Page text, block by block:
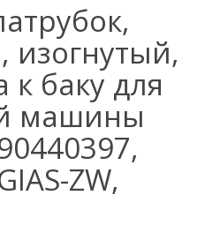
изогнутый,
к баку для
машины
ZW,